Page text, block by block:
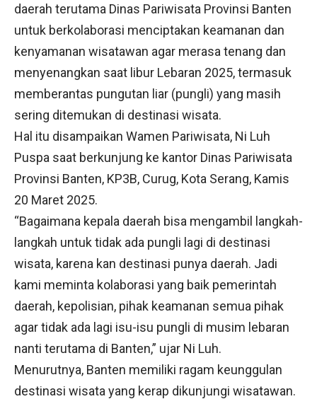
daerah terutama Dinas Pariwisata Provinsi Banten
untuk berkolaborasi menciptakan keamanan dan
kenyamanan wisatawan agar merasa tenang dan
menyenangkan saat libur Lebaran 2025, termasuk
memberantas pungutan liar (pungli) yang masih
sering ditemukan di destinasi wisata.
Hal itu disampaikan Wamen Pariwisata, Ni Luh
Puspa saat berkunjung ke kantor Dinas Pariwisata
Provinsi Banten, KP3B, Curug, Kota Serang, Kamis
20 Maret 2025.
“Bagaimana kepala daerah bisa mengambil langkah-
langkah untuk tidak ada pungli lagi di destinasi
wisata, karena kan destinasi punya daerah. Jadi
kami meminta kolaborasi yang baik pemerintah
daerah, kepolisian, pihak keamanan semua pihak
agar tidak ada lagi isu-isu pungli di musim lebaran
nanti terutama di Banten,” ujar Ni Luh.
Menurutnya, Banten memiliki ragam keunggulan
destinasi wisata yang kerap dikunjungi wisatawan.